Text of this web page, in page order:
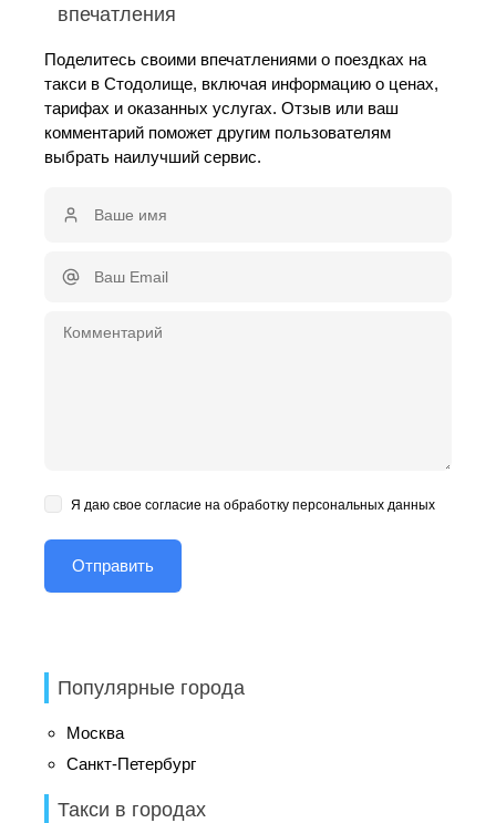
впечатления
Поделитесь своими впечатлениями о поездках на
такси в Стодолище, включая информацию о ценах,
тарифах и оказанных услугах. Отзыв или ваш
комментарий поможет другим пользователям
выбрать наилучший сервис.
Я даю свое согласие на обработку персональных данных
Популярные города
Москва
Санкт-Петербург
Такси в городах